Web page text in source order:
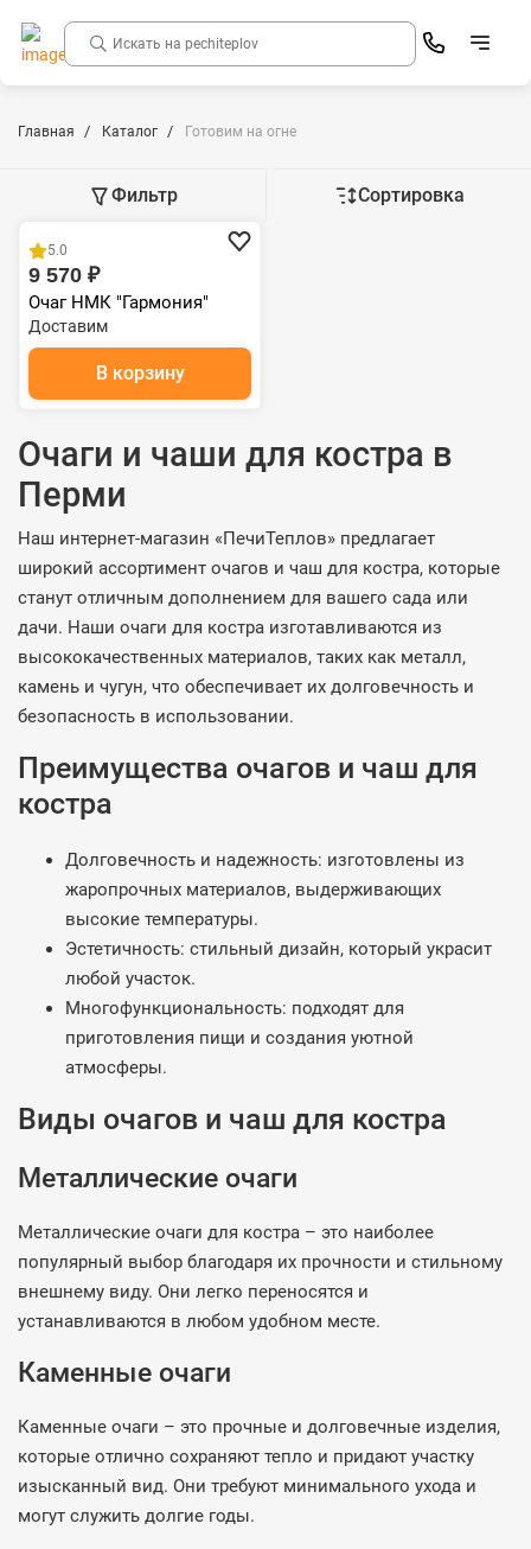
Главная Каталог Готовим на огне
Фильтр Сортировка
5.0
9 570 ₽
Очаг НМК "Гармония"
Доставим
В корзину
Очаги и чаши для костра в
Перми
Наш интернет-магазин «ПечиТеплов» предлагает
широкий ассортимент очагов и чаш для костра, которые
станут отличным дополнением для вашего сада или
дачи. Наши очаги для костра изготавливаются из
высококачественных материалов, таких как металл,
камень и чугун, что обеспечивает их долговечность и
безопасность в использовании.
Преимущества очагов и чаш для
костра
Долговечность и надежность: изготовлены из
жаропрочных материалов, выдерживающих
высокие температуры.
Эстетичность: стильный дизайн, который украсит
любой участок.
Многофункциональность: подходят для
приготовления пищи и создания уютной
атмосферы.
Виды очагов и чаш для костра
Металлические очаги
Металлические очаги для костра – это наиболее
популярный выбор благодаря их прочности и стильному
внешнему виду. Они легко переносятся и
устанавливаются в любом удобном месте.
Каменные очаги
Каменные очаги – это прочные и долговечные изделия,
которые отлично сохраняют тепло и придают участку
изысканный вид. Они требуют минимального ухода и
могут служить долгие годы.